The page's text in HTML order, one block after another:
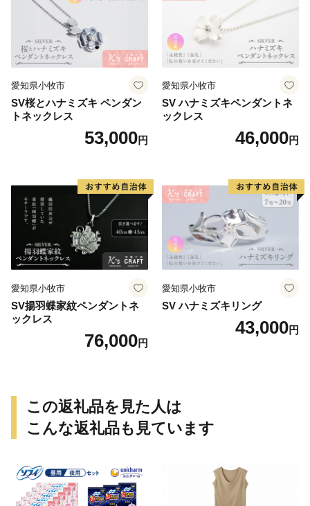
愛知県小牧市
SV桜とハナミズキ ペンダン
トネックレス
53,000円
愛知県小牧市
SV ハナミズキペンダントネ
ックレス
46,000円
愛知県小牧市
SV揚羽蝶家紋ペンダントネ
ックレス
76,000円
愛知県小牧市
SV ハナミズキリング
43,000円
この返礼品を見た人は
こんな返礼品も見ています